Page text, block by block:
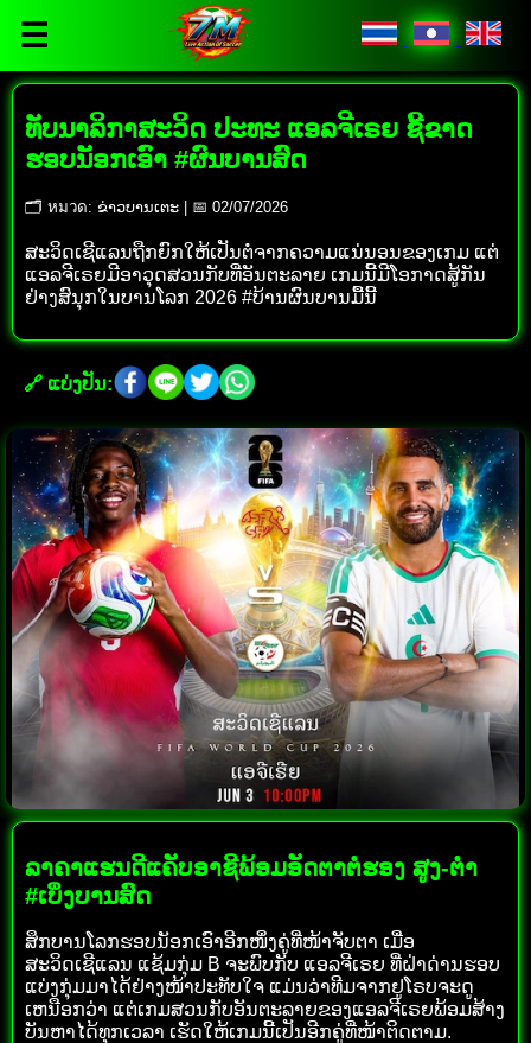
☰
ທັບນາລິກາສະວິດ ປະທະ ແອລຈີເຣຍ ຊີ້ຂາດ
ຮອບນັອກເອົາ #ຜົນບານສົດ
🗂 หมวด: ຂ່າວບານເຕະ | 📅 02/07/2026
ສະວິດເຊີແລນຖືກຍົກໃຫ້ເປັນຕໍ່ຈາກຄວາມແນ່ນອນຂອງເກມ ແຕ່
ແອລຈີເຣຍມີອາວຸດສວນກັບທີ່ອັນຕະລາຍ ເກມນີ້ມີໂອກາດສູ້ກັນ
ຢ່າງສົນຸກໃນບານໂລກ 2026 #ບ້ານຜົນບານມື້ນີ້
🔗 ແບ່ງປັນ:
ລາຄາແຮນດີແຄັບອາຊີພ້ອມອັດຕາຕໍ່ຮອງ ສູງ-ຕ່ຳ
#ເບິ່ງບານສົດ
ສຶກບານໂລກຮອບນັອກເອົາອີກໜຶ່ງຄູ່ທີ່ໜ້າຈັບຕາ ເມື່ອ
ສະວິດເຊີແລນ ແຊ້ມກຸ່ມ B ຈະພົບກັບ ແອລຈີເຣຍ ທີ່ຝ່າດ່ານຮອບ
ແບ່ງກຸ່ມມາໄດ້ຢ່າງໜ້າປະທັບໃຈ ແມ່ນວ່າທີມຈາກຢູໂຣບຈະດູ
ເຫນືອກວ່າ ແຕ່ເກມສວນກັບອັນຕະລາຍຂອງແອລຈີເຣຍພ້ອມສ້າງ
ບັນຫາໄດ້ທຸກເວລາ ເຮັດໃຫ້ເກມນີ້ເປັນອີກຄູ່ທີ່ໜ້າຕິດຕາມ.